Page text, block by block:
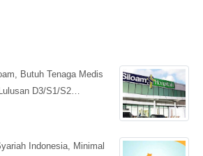
Butuh Tenaga Medis
D3/S1/S2…
Indonesia, Minimal